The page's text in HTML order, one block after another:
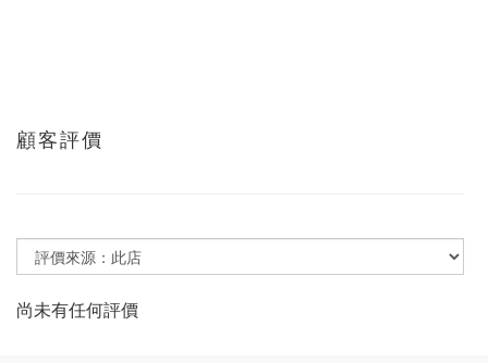
顧客評價
尚未有任何評價